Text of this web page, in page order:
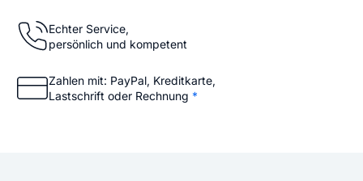
Echter Service,
persönlich und kompetent
Zahlen mit: PayPal, Kreditkarte,
Lastschrift oder Rechnung *